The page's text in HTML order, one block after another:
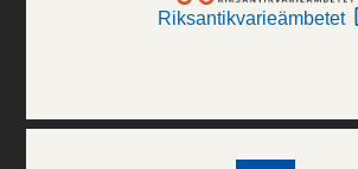
Riksantikvarieämbetet